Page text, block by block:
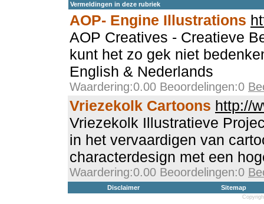
Vermeldingen in deze rubriek
AOP- Engine Illustrations
AOP Creatives - Creatieve
kunt het zo gek niet
English & Nederlands
Waardering:0.00 Beoordelingen:0
Vriezekolk Cartoons http://
Vriezekolk Illustratieve
in het vervaardigen van
characterdesign met een
Waardering:0.00 Beoordelingen:0
Disclaimer Sitemap